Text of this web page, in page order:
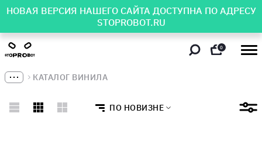
НОВАЯ ВЕРСИЯ НАШЕГО САЙТА ДОСТУПНА ПО АДРЕСУ
STOPROBOT.RU
0
КАТАЛОГ ВИНИЛА
ПО НОВИЗНЕ